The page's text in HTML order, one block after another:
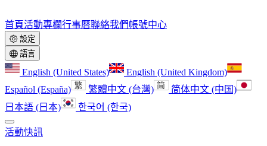
首頁活動專欄行事曆聯絡我們帳號中心
設定
語言
English (United States)
English (United Kingdom)
Español (España)
繁體中文 (台灣)
简体中文 (中国)
日本語 (日本)
한국어 (한국)
活動快訊